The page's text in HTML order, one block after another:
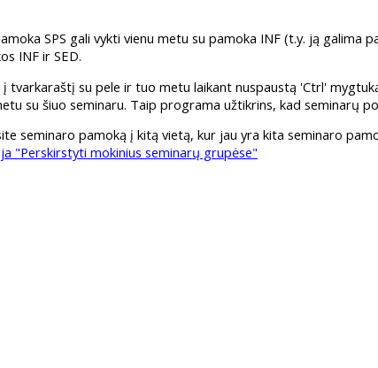
SPS gali vykti vienu metu su pamoka INF (t.y. ją galima
INF ir SED.
tvarkaraštį su pele ir tuo metu laikant nuspaustą 'Ctrl'
su šiuo seminaru. Taip programa užtikrins, kad seminarų
seminaro pamoką į kitą vietą, kur jau yra kita seminaro
"Perskirstyti mokinius seminarų grupėse"